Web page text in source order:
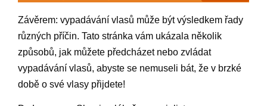
Závěrem: vypadávání vlasů může být výsledkem řady
různých příčin. Tato stránka vám ukázala několik
způsobů, jak můžete předcházet nebo zvládat
vypadávání vlasů, abyste se nemuseli bát, že v brzké
době o své vlasy přijdete!